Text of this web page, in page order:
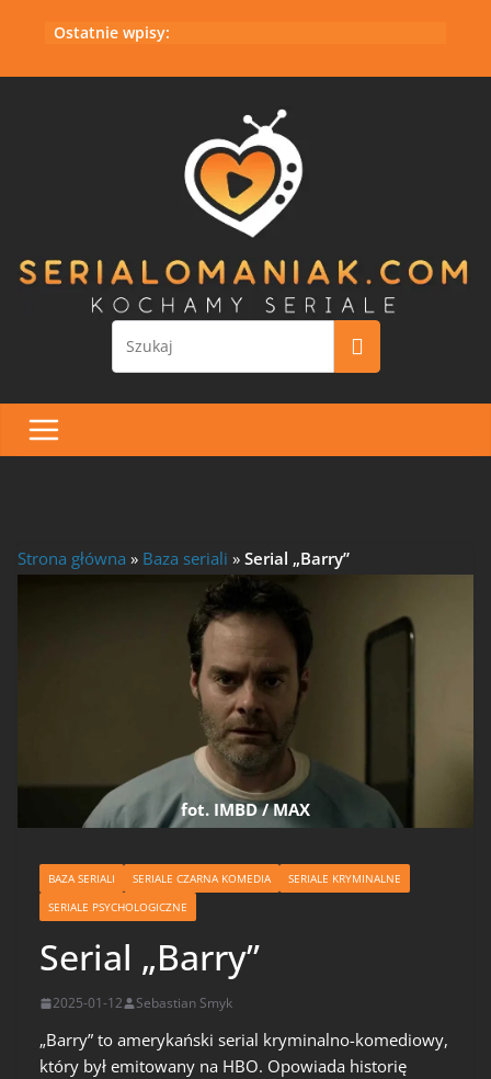
Ostatnie wpisy:
Strona główna » Baza seriali » Serial „Barry”
fot. IMBD / MAX
BAZA SERIALI SERIALE CZARNA KOMEDIA
SERIALE KRYMINALNE
SERIALE PSYCHOLOGICZNE
Serial „Barry”
2025-01-12 Sebastian Smyk
„Barry” to amerykański serial kryminalno-komediowy,
który był emitowany na HBO. Opowiada historię